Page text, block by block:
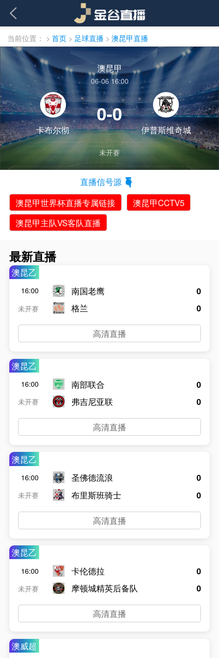
当前位置： > 首页 > 足球直播 > 澳昆甲直播
澳昆甲
06-06 16:00
卡布尔彻
0-0
伊普斯维奇城
未开赛
直播信号源
澳昆甲世界杯直播专属链接
澳昆甲CCTV5
澳昆甲主队VS客队直播
最新直播
澳昆乙
16:00
未开赛
南国老鹰
格兰
0
0
高清直播
澳昆乙
16:00
未开赛
南部联合
弗吉尼亚联
0
0
高清直播
澳昆乙
16:00
未开赛
圣佛德流浪
布里斯班骑士
0
0
高清直播
澳昆乙
16:00
未开赛
卡伦德拉
摩顿城精英后备队
0
0
高清直播
澳威超